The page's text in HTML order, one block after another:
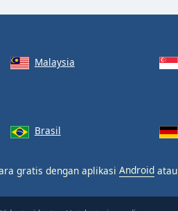
Malaysia
Brasil
gratis dengan aplikasi Android